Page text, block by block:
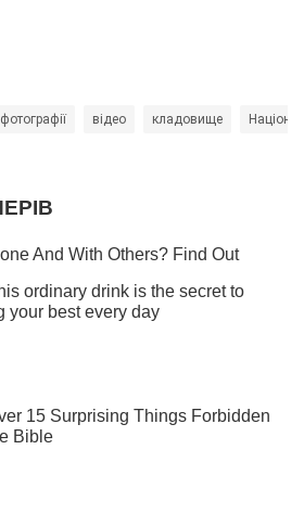
фотографії відео кладовище